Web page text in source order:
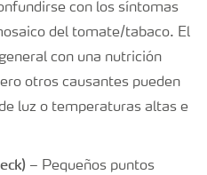
con los síntomas
del tomate/tabaco. El
con una nutrición
otros causantes pueden
luz o temperaturas altas e
– Pequeños puntos